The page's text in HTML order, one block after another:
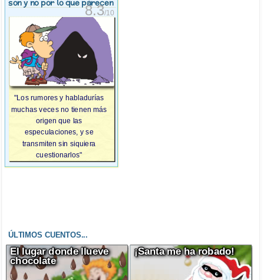
son y no por lo que parecen
8.3/10
"Los rumores y habladurías
muchas veces no tienen más
origen que las
especulaciones, y se
transmiten sin siquiera
cuestionarlos"
ÚLTIMOS CUENTOS...
El lugar donde llueve
chocolate
¡Santa me ha robado!